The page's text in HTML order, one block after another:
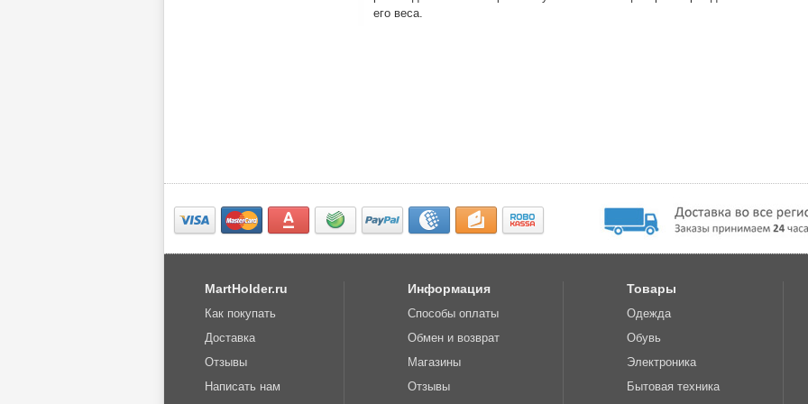
его веса.
MartHolder.ru
Как покупать
Доставка
Отзывы
Написать нам
Информация
Способы оплаты
Обмен и возврат
Магазины
Отзывы
Товары
Одежда
Обувь
Электроника
Бытовая техника